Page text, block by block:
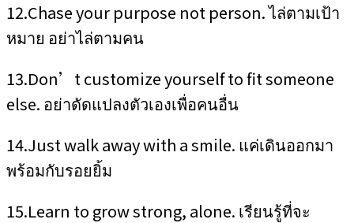
12.Chase your purpose not person. ไล่ตามเป้า
หมาย อย่าไล่ตามคน
13.Don’t customize yourself to fit someone
else. อย่าดัดแปลงตัวเองเพื่อคนอื่น
14.Just walk away with a smile. แค่เดินออกมา
พร้อมกับรอยยิ้ม
15.Learn to grow strong, alone. เรียนรู้ที่จะ